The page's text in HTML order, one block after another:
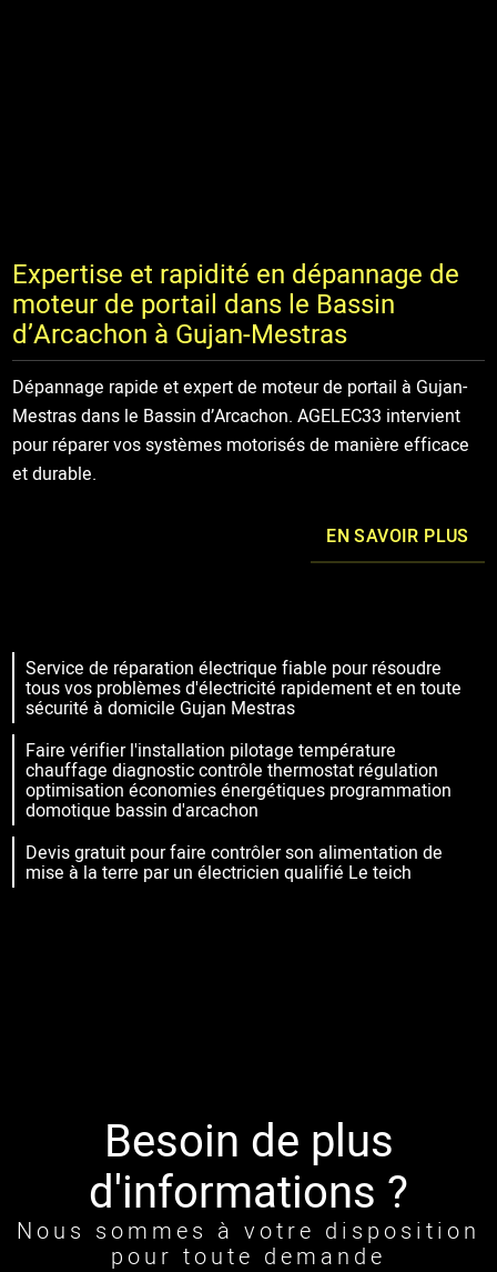
Expertise et rapidité en dépannage de
moteur de portail dans le Bassin
d’Arcachon à Gujan-Mestras
Dépannage rapide et expert de moteur de portail à Gujan-
Mestras dans le Bassin d’Arcachon. AGELEC33 intervient
pour réparer vos systèmes motorisés de manière efficace
et durable.
EN SAVOIR PLUS
Service de réparation électrique fiable pour résoudre
tous vos problèmes d'électricité rapidement et en toute
sécurité à domicile Gujan Mestras
Faire vérifier l'installation pilotage température
chauffage diagnostic contrôle thermostat régulation
optimisation économies énergétiques programmation
domotique bassin d'arcachon
Devis gratuit pour faire contrôler son alimentation de
mise à la terre par un électricien qualifié Le teich
Besoin de plus
d'informations ?
Nous sommes à votre disposition
pour toute demande